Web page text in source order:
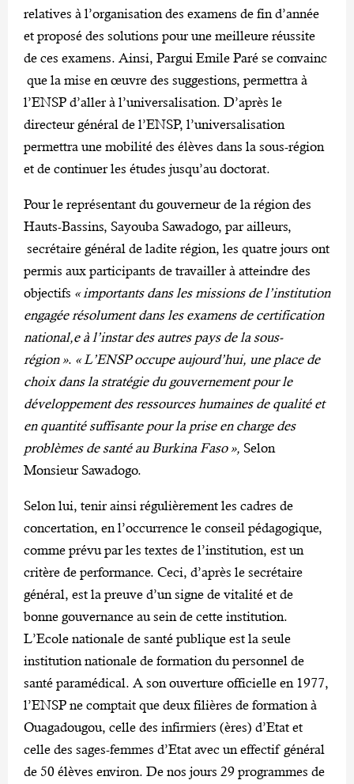
relatives à l’organisation des examens de fin d’année
et proposé des solutions pour une meilleure réussite
de ces examens. Ainsi, Pargui Emile Paré se convainc
que la mise en œuvre des suggestions, permettra à
l’ENSP d’aller à l’universalisation. D’après le
directeur général de l’ENSP, l’universalisation
permettra une mobilité des élèves dans la sous-région
et de continuer les études jusqu’au doctorat.
Pour le représentant du gouverneur de la région des
Hauts-Bassins, Sayouba Sawadogo, par ailleurs,
secrétaire général de ladite région, les quatre jours ont
permis aux participants de travailler à atteindre des
objectifs « importants dans les missions de l’institution
engagée résolument dans les examens de certification
national,e à l’instar des autres pays de la sous-
région ». « L’ENSP occupe aujourd’hui, une place de
choix dans la stratégie du gouvernement pour le
développement des ressources humaines de qualité et
en quantité suffisante pour la prise en charge des
problèmes de santé au Burkina Faso », Selon
Monsieur Sawadogo.
Selon lui, tenir ainsi régulièrement les cadres de
concertation, en l’occurrence le conseil pédagogique,
comme prévu par les textes de l’institution, est un
critère de performance. Ceci, d’après le secrétaire
général, est la preuve d’un signe de vitalité et de
bonne gouvernance au sein de cette institution.
L’Ecole nationale de santé publique est la seule
institution nationale de formation du personnel de
santé paramédical. A son ouverture officielle en 1977,
l’ENSP ne comptait que deux filières de formation à
Ouagadougou, celle des infirmiers (ères) d’Etat et
celle des sages-femmes d’Etat avec un effectif général
de 50 élèves environ. De nos jours 29 programmes de